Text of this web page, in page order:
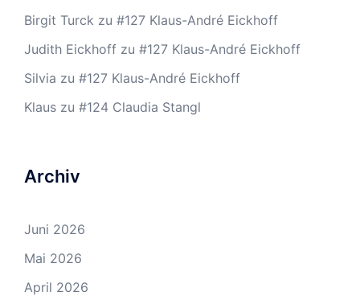
Birgit Turck zu #127 Klaus-André Eickhoff
Judith Eickhoff zu #127 Klaus-André Eickhoff
Silvia zu #127 Klaus-André Eickhoff
Klaus zu #124 Claudia Stangl
Archiv
Juni 2026
Mai 2026
April 2026